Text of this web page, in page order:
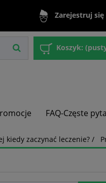
Zarejestruj się
Koszyk:
FAQ-Częste
kiedy zaczynać leczenie? /